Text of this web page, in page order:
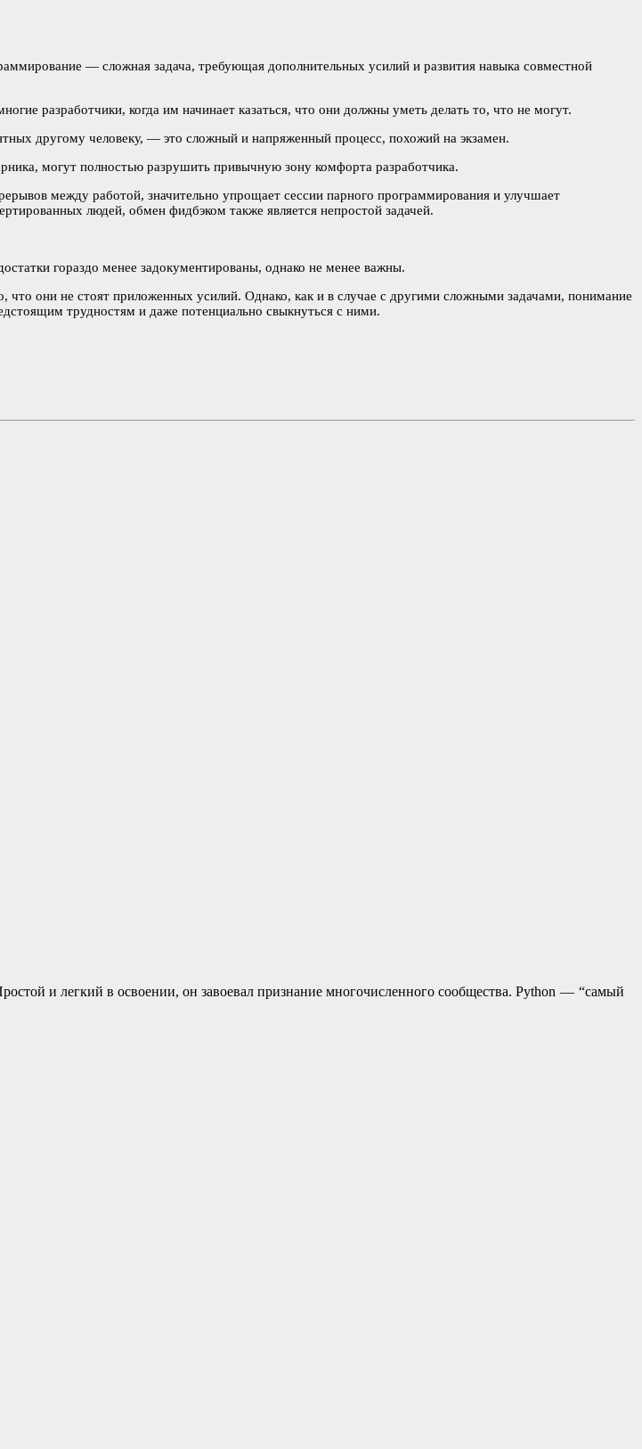
— сложная задача, требующая дополнительных усилий и развития навыка совместной
разработчики, когда им начинает казаться, что они должны уметь делать то, что не могут.
другому человеку, — это сложный и напряженный процесс, похожий на экзамен.
могут полностью разрушить привычную зону комфорта разработчика.
между работой, значительно упрощает сессии парного программирования и улучшает
людей, обмен фидбэком также является непростой задачей.
гораздо менее задокументированы, однако не менее важны.
они не стоят приложенных усилий. Однако, как и в случае с другими сложными задачами, понимание
трудностям и даже потенциально свыкнуться с ними.
и легкий в освоении, он завоевал признание многочисленного сообщества. Python — “самый